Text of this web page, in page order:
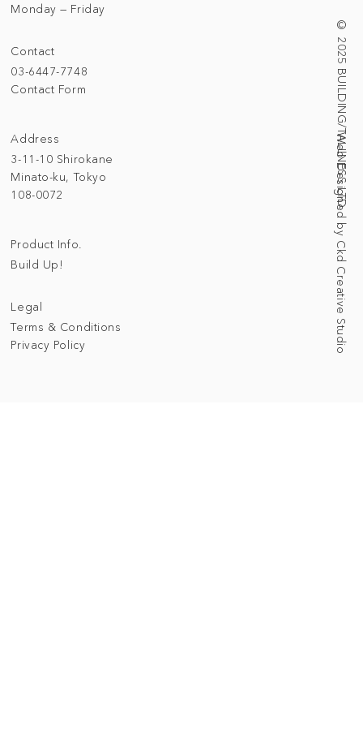
Address
3-11-10 Shirokane
Minato-ku, Tokyo
108-0072
© 2025 BUILDING/TALLNESS LTD.
Web Designed by Ckd Creative Studio
Contact
03-6447-7748
Contact Form
Monday — Friday
Legal
Terms & Conditions
Privacy Policy
Product Info.
Build Up!